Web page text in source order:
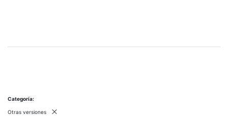
Categoría
Otras versiones